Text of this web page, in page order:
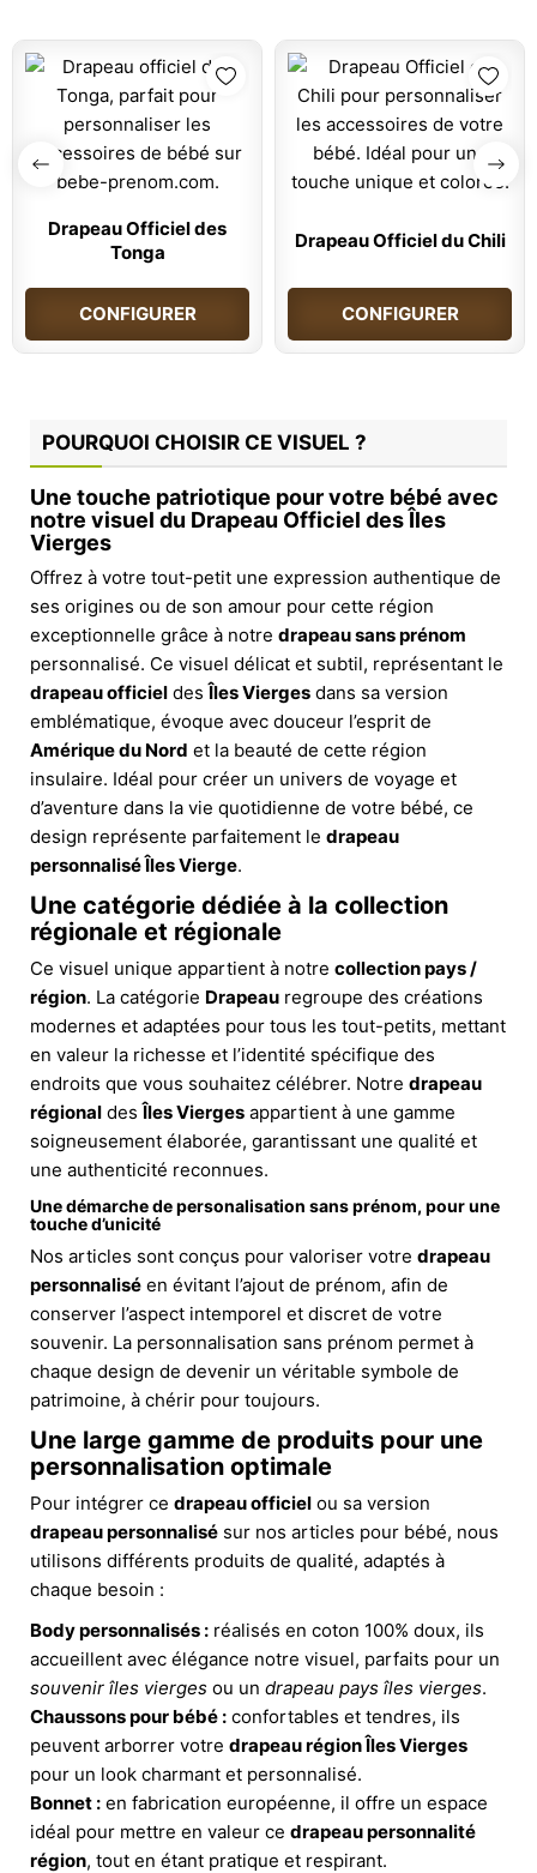
Drapeau Officiel des
Tonga
CONFIGURER
Drapeau Officiel du Chili
CONFIGURER
POURQUOI CHOISIR CE VISUEL ?
Une touche patriotique pour votre bébé avec
notre visuel du Drapeau Officiel des Îles
Vierges
Offrez à votre tout-petit une expression authentique de
ses origines ou de son amour pour cette région
exceptionnelle grâce à notre drapeau sans prénom
personnalisé. Ce visuel délicat et subtil, représentant le
drapeau officiel desÎles Vierges dans sa version
emblématique, évoque avec douceur l’esprit de
Amérique du Nord et la beauté de cette région
insulaire. Idéal pour créer un univers de voyage et
d’aventure dans la vie quotidienne de votre bébé, ce
design représente parfaitement le drapeau
personnalisé Îles Vierge.
Une catégorie dédiée à la collection
régionale et régionale
Ce visuel unique appartient à notre collection pays /
région. La catégorie Drapeau regroupe des créations
modernes et adaptées pour tous les tout-petits, mettant
en valeur la richesse et l’identité spécifique des
endroits que vous souhaitez célébrer. Notre drapeau
régional desÎles Vierges appartient à une gamme
soigneusement élaborée, garantissant une qualité et
une authenticité reconnues.
Une démarche de personalisation sans prénom, pour une
touche d’unicité
Nos articles sont conçus pour valoriser votre drapeau
personnalisé en évitant l’ajout de prénom, afin de
conserver l’aspect intemporel et discret de votre
souvenir. La personnalisation sans prénom permet à
chaque design de devenir un véritable symbole de
patrimoine, à chérir pour toujours.
Une large gamme de produits pour une
personnalisation optimale
Pour intégrer ce drapeau officiel ou sa version
drapeau personnalisé sur nos articles pour bébé, nous
utilisons différents produits de qualité, adaptés à
chaque besoin :
Body personnalisés : réalisés en coton 100% doux, ils
accueillent avec élégance notre visuel, parfaits pour un
souvenir îles vierges ou un drapeau pays îles vierges.
Chaussons pour bébé : confortables et tendres, ils
peuvent arborrer votre drapeau région Îles Vierges
pour un look charmant et personnalisé.
Bonnet : en fabrication européenne, il offre un espace
idéal pour mettre en valeur ce drapeau personnalité
région, tout en étant pratique et respirant.